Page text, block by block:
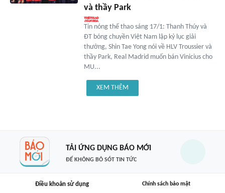
và thầy Park
Tin nóng thể thao sáng 17/1: Thanh Thúy và
ĐT bóng chuyền Việt Nam lập kỷ lục giải
thưởng, Shin Tae Yong nói về HLV Troussier và
thầy Park, Real Madrid muốn bán Vinicius cho
MU...
XEM THÊM
TẢI ỨNG DỤNG BÁO MỚI
ĐỂ KHÔNG BỎ SÓT TIN TỨC
Điều khoản sử dụng Chính sách bảo mật